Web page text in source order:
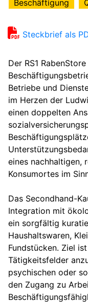
Beschäftigung
Steckbrief als
Der RS1
Betriebe und
im Herzen der
einen doppelten
eines nachhaltigen,
Konsumortes im
Das Secondhand-
Integration mit
ein sorgfältig
Haushaltswaren,
Fundstücken. Ziel
Tätigkeitsfelder
psychischen oder
den Zugang zu